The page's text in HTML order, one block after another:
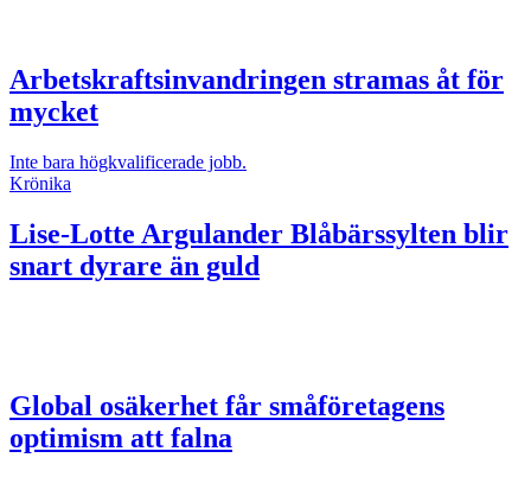
Arbetskraftsinvandringen stramas åt för
mycket
Inte bara högkvalificerade jobb.
Krönika
Lise-Lotte Argulander Blåbärssylten blir
snart dyrare än guld
Global osäkerhet får småföretagens
optimism att falna